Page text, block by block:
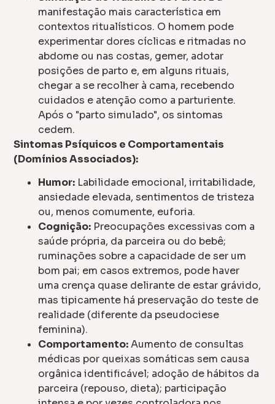
manifestação mais característica em
contextos ritualísticos. O homem pode
experimentar dores cíclicas e ritmadas no
abdome ou nas costas, gemer, adotar
posições de parto e, em alguns rituais,
chegar a se recolher à cama, recebendo
cuidados e atenção como a parturiente.
Após o "parto simulado", os sintomas
cedem.
Sintomas Psíquicos e Comportamentais
(Domínios Associados):
Humor: Labilidade emocional, irritabilidade,
ansiedade elevada, sentimentos de tristeza
ou, menos comumente, euforia.
Cognição: Preocupações excessivas com a
saúde própria, da parceira ou do bebê;
ruminações sobre a capacidade de ser um
bom pai; em casos extremos, pode haver
uma crença quase delirante de estar grávido,
mas tipicamente há preservação do teste de
realidade (diferente da pseudociese
feminina).
Comportamento:Aumento de consultas
médicas por queixas somáticas sem causa
orgânica identificável; adoção de hábitos da
parceira (repouso, dieta); participação